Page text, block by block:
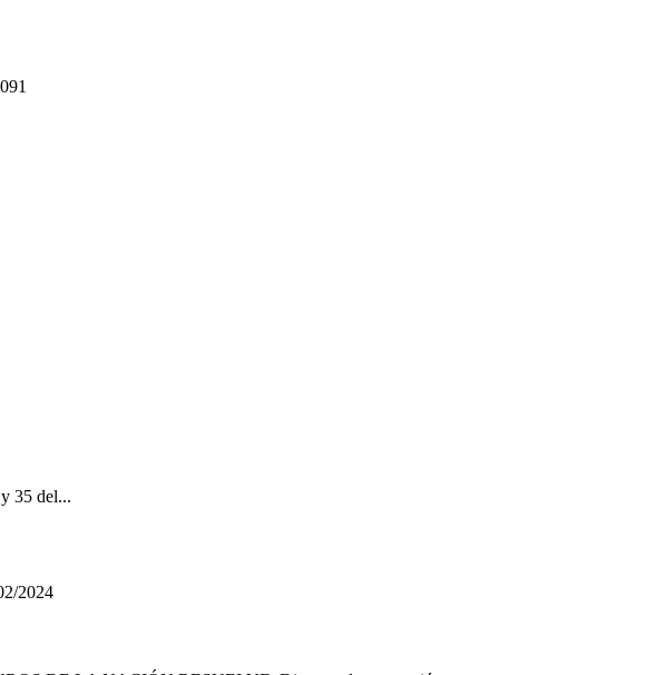
35 del...
2024